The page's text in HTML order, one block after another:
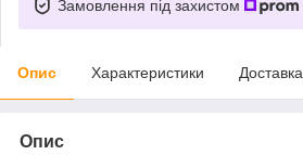
Замовлення під захистом
Опис Характеристики Доставка
Опис